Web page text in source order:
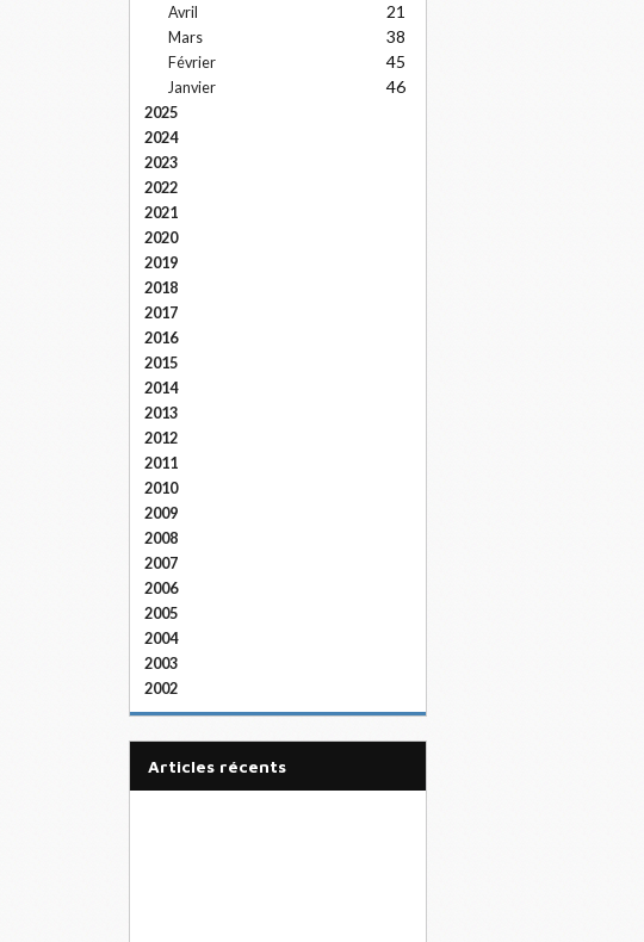
Avril 21
Mars 38
Février 45
Janvier 46
2025
2024
2023
2022
2021
2020
2019
2018
2017
2016
2015
2014
2013
2012
2011
2010
2009
2008
2007
2006
2005
2004
2003
2002
articles récents